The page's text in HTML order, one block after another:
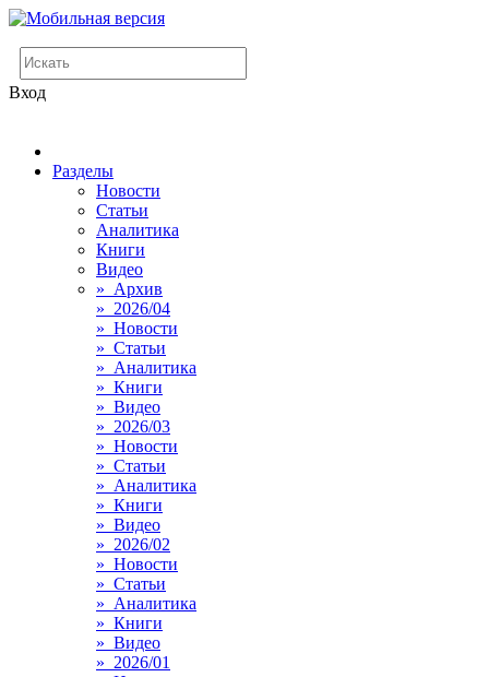
Вход
Разделы
Новости
Статьи
Аналитика
Книги
Видео
» Архив
» 2026/04
» Новости
» Статьи
» Аналитика
» Книги
» Видео
» 2026/03
» Новости
» Статьи
» Аналитика
» Книги
» Видео
» 2026/02
» Новости
» Статьи
» Аналитика
» Книги
» Видео
» 2026/01